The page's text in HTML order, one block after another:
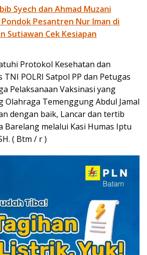
Syech dan Ahmad Muzani
Pesantren Nur Iman di
Sutiawan Cek Kesiapan
Protokol Kesehatan dan
POLRI Satpol PP dan Petugas
Pelaksanaan Vaksinasi yang
Olahraga Temenggung Abdul Jamal
dengan baik, Lancar dan tertib
Barelang melalui Kasi Humas Iptu
( Btm / r )